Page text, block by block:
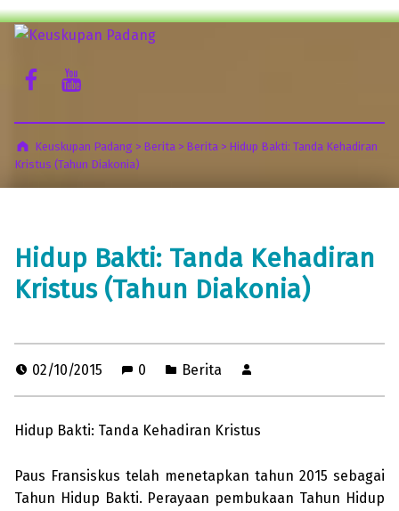
Keuskupan Padang
Keuskupan Padang > Berita> Berita> Hidup Bakti: Tanda Kehadiran
Kristus (Tahun Diakonia)
Hidup Bakti: Tanda Kehadiran
Kristus (Tahun Diakonia)
02/10/2015 0 Berita
Hidup Bakti: Tanda Kehadiran Kristus
Paus Fransiskus telah menetapkan tahun 2015 sebagai
Tahun Hidup Bakti. Perayaan pembukaan Tahun Hidup